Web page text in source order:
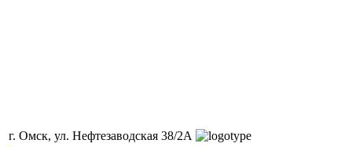
г. Омск, ул. Нефтезаводская 38/2А